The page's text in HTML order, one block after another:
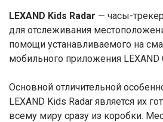
LEXAND Kids Radar — часы-
для отслеживания
помощи устанавливаемого на
мобильного приложения LEXAND
Основной отличительной
LEXAND Kids Radar является их
всему миру сразу из коробки.